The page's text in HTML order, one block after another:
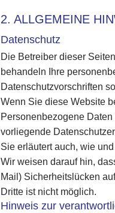
2. ALLGEMEINE
Datenschutz
Die Betreiber dieser
behandeln Ihre
Datenschutzvorschriften
Wenn Sie diese Website
Personenbezogene
vorliegende
Sie erläutert auch, wie
Wir weisen darauf hin,
Mail) Sicherheitslücken
Dritte ist nicht möglich.
Hinweis zur